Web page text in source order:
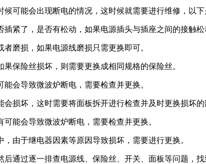
可能会出现断电的情况，这时候就需要进行维修，以下
紧了，是否有松动，如果电源插头与插座之间的接触
磨损，如果电源线磨损只需更换即可。
保险丝损坏，则需要更换成相同规格的保险丝。
会导致微波炉断电，需要检查并更换。
损坏，这时需要将面板拆开进行检查并及时更换损坏的
能会导致微波炉断电，需要检查并更换。
由于继电器因素等原因导致损坏，需要进行更换。
通过逐一排查电源线、保险丝、开关、面板等问题，